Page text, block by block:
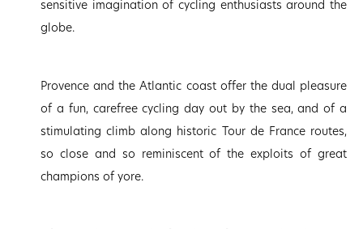
sensitive imagination of cycling enthusiasts around the
globe.
Provence and the Atlantic coast offer the dual pleasure
of a fun, carefree cycling day out by the sea, and of a
stimulating climb along historic Tour de France routes,
so close and so reminiscent of the exploits of great
champions of yore.